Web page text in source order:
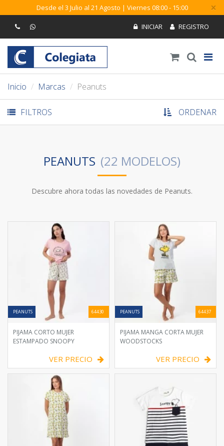
Desde el 3 Julio al 21 Agosto | Viernes 08:00 - 15:00 ×
Inicio Marcas Peanuts
FILTROS ORDENAR
PEANUTS
Descubre ahora todas las novedades de Peanuts.
PEANUTS 64430
PIJAMA CORTO MUJER
ESTAMPADO SNOOPY
VER PRECIO
PEANUTS 64437
PIJAMA MANGA CORTA MUJER
WOODSTOCKS
VER PRECIO